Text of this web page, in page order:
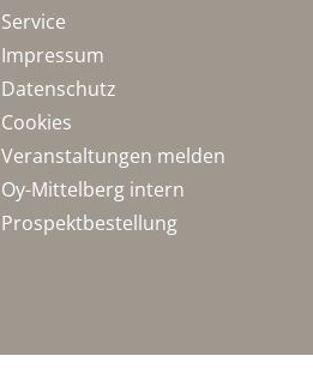
Service
Impressum
Datenschutz
Cookies
Veranstaltungen melden
Oy-Mittelberg intern
Prospektbestellung